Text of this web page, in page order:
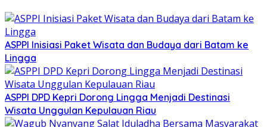
ASPPI Inisiasi Paket Wisata dan Budaya dari Batam ke
Lingga
ASPPI DPD Kepri Dorong Lingga Menjadi Destinasi
Wisata Unggulan Kepulauan Riau